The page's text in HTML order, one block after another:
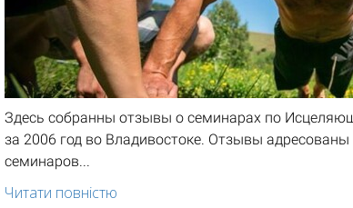
Здесь собранны отзывы о семинарах по
за 2006 год во Владивостоке. Отзывы адресованы
семинаров...
Читати повністю